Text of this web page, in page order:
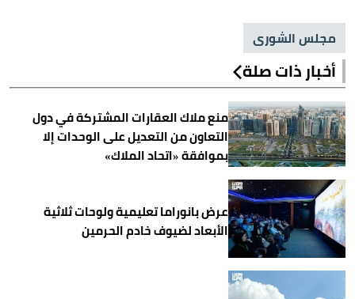
مجلس الشورى
أخبار ذات صلة
منع ملاك العقارات المشتركة في دول
التعاون من التعديل على الوحدات إلا
بموافقة «اتحاد الملاك»
عرض بانوراما تعليمية ولوحات ثلاثية
الأبعاد لضيوف خادم الحرمين